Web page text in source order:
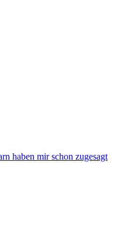
haben mir schon zugesagt